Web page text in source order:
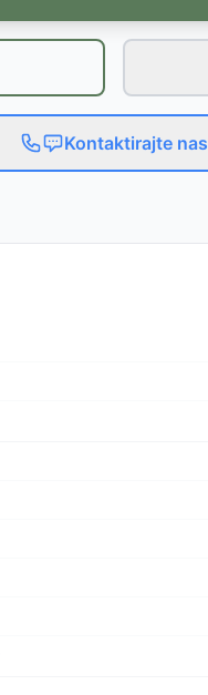
Kontaktirajte nas